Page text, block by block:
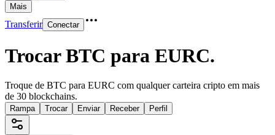
Mais
Transferir Conectar
Trocar BTC para EURC.
Troque de BTC para EURC com qualquer carteira cripto em mais
de 30 blockchains.
Rampa Trocar Enviar Receber Perfil